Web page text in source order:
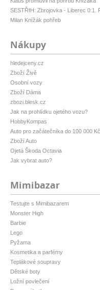
SESTŘIH: Zbrojovka - Liberec 0:1.
Milan Knížák pohřeb
Nákupy
hledejceny.cz
Zboží Živě
Osobní vozy
Zboží Dáma
zbozi.blesk.cz
Jak na prohlídku ojetého vozu?
HobbyKompas
Auto pro začátečníka do 100 000 Kč
Zboží Auto
Ojetá Škoda Octavia
Jak vybrat auto?
Mimibazar
Testujte s Mimibazarem
Monster High
Barbie
Lego
Pyžama
Kosmetika a parfémy
Teplákové soupravy
Dětské boty
Ložní povlečení